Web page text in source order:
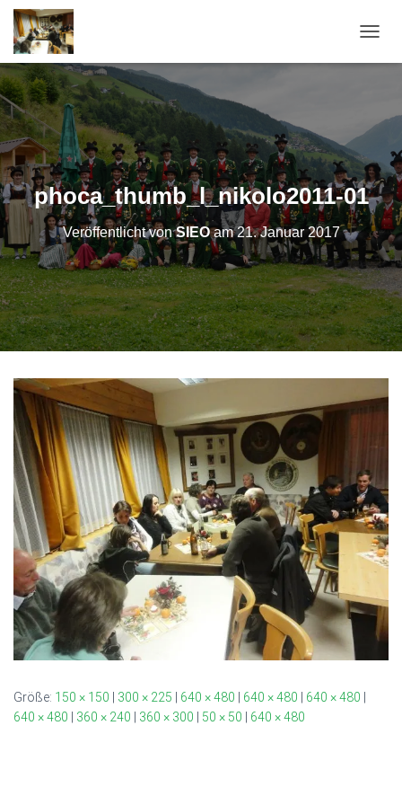
A
A
I
O
N
U
M
S
C
H
A
L
T
E
phoca_thumb_l_nikolo2011-01
Veröffentlicht vonSIEOam21. Januar 2017
Größe: 150 × 150 | 300 × 225 | 640 × 480 | 640 × 480 | 640 × 480 |
640 × 480 | 360 × 240 | 360 × 300 | 50 × 50 | 640 × 480